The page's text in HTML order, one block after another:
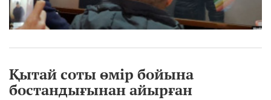
Қытай соты өмір бойына
бостандығынан айырған